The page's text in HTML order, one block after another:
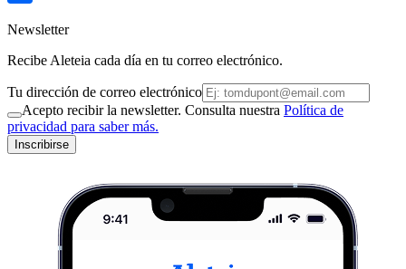
Newsletter
Recibe Aleteia cada día en tu correo electrónico.
Tu dirección de correo electrónico
Acepto recibir la newsletter. Consulta nuestra Política de
privacidad para saber más.
Inscribirse